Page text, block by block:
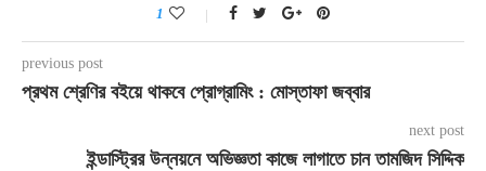
1
previous post
প্রথম শ্রেণির বইয়ে থাকবে প্রোগ্রামিং : মোস্তাফা জব্বার
next post
ইন্ডাস্ট্রির উন্নয়নে অভিজ্ঞতা কাজে লাগাতে চান তামজিদ সিদ্দিক